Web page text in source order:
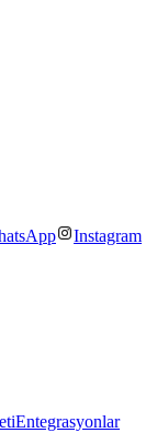
Instagram
Entegrasyonlar